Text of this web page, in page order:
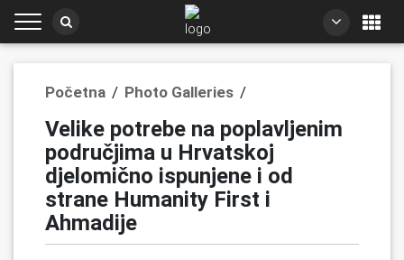
Početna / Photo Galleries /
Velike potrebe na poplavljenim
područjima u Hrvatskoj
djelomično ispunjene i od
strane Humanity First i
Ahmadije